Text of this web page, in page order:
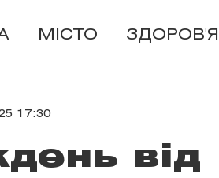
МІСТО ЗДОРОВ'Я
17:30
від